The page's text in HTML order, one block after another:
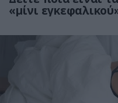
«μίνι